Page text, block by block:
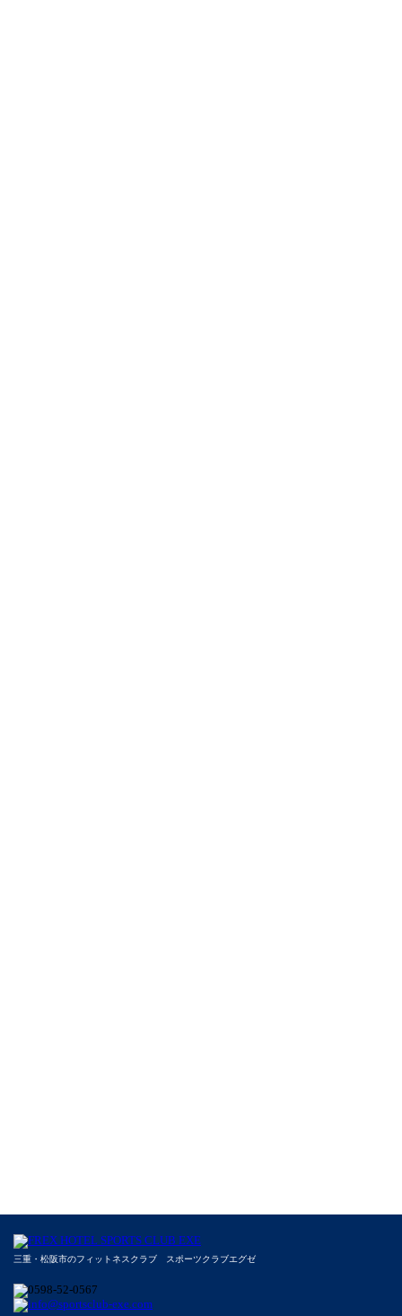
三重・松阪市のフィットネスクラブ スポーツクラブエグゼ